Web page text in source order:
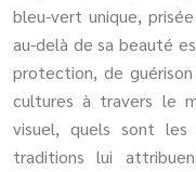
bleu-vert unique,
au-delà de sa beauté
protection, de
cultures à travers le
visuel, quels sont les
traditions lui